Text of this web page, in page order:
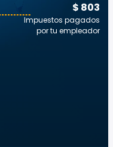
$ 803
Impuestos pagados
por tu empleador